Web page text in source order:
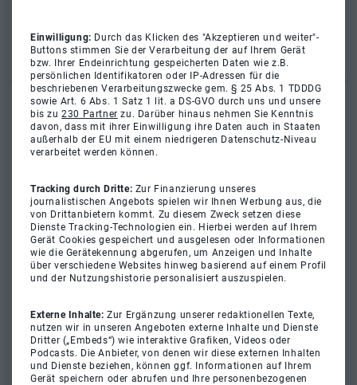
Einwilligung: Durch das Klicken des "Akzeptieren und weiter"-
Buttons stimmen Sie der Verarbeitung der auf Ihrem Gerät
bzw. Ihrer Endeinrichtung gespeicherten Daten wie z.B.
persönlichen Identifikatoren oder IP-Adressen für die
beschriebenen Verarbeitungszwecke gem. § 25 Abs. 1 TDDDG
sowie Art. 6 Abs. 1 Satz 1 lit. a DS-GVO durch uns und unsere
bis zu230 Partner zu. Darüber hinaus nehmen Sie Kenntnis
davon, dass mit ihrer Einwilligung ihre Daten auch in Staaten
außerhalb der EU mit einem niedrigeren Datenschutz-Niveau
verarbeitet werden können.
Tracking durch Dritte: Zur Finanzierung unseres
journalistischen Angebots spielen wir Ihnen Werbung aus, die
von Drittanbietern kommt. Zu diesem Zweck setzen diese
Dienste Tracking-Technologien ein. Hierbei werden auf Ihrem
Gerät Cookies gespeichert und ausgelesen oder Informationen
wie die Gerätekennung abgerufen, um Anzeigen und Inhalte
über verschiedene Websites hinweg basierend auf einem Profil
und der Nutzungshistorie personalisiert auszuspielen.
Externe Inhalte:Zur Ergänzung unserer redaktionellen Texte,
nutzen wir in unseren Angeboten externe Inhalte und Dienste
Dritter („Embeds“) wie interaktive Grafiken, Videos oder
Podcasts. Die Anbieter, von denen wir diese externen Inhalten
und Dienste beziehen, können ggf. Informationen auf Ihrem
Gerät speichern oder abrufen und Ihre personenbezogenen